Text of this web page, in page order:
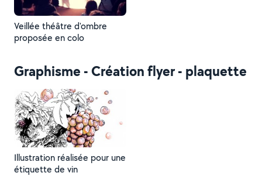
Veillée théâtre d'ombre
proposée en colo
Graphisme - Création flyer - plaquette
Illustration réalisée pour une
étiquette de vin